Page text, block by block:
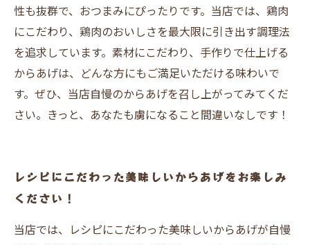
性も抜群で、おつまみにぴったりです。当店では、鶏肉
にこだわり、鶏肉のおいしさを最大限に引き出す調理法
を追求しています。素材にこだわり、手作りで仕上げる
からあげは、どんな方にもご満足いただける味わいで
す。ぜひ、当店自慢のからあげを召し上がってみてくだ
さい。きっと、あなたも虜になること間違いなしです！
レシピにこだわった美味しいからあげをお楽しみ
ください！
当店では、レシピにこだわった美味しいからあげが自慢